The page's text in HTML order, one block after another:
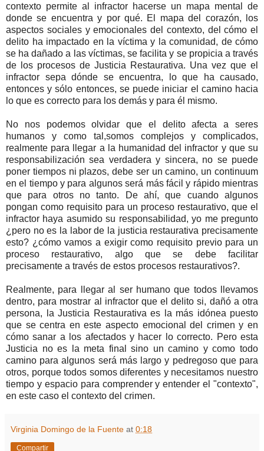
contexto permite al infractor hacerse un mapa mental de
donde se encuentra y por qué. El mapa del corazón, los
aspectos sociales y emocionales del contexto, del cómo el
delito ha impactado en la víctima y la comunidad, de cómo
se ha dañado a las víctimas, se facilita y se propicia a través
de los procesos de Justicia Restaurativa. Una vez que el
infractor sepa dónde se encuentra, lo que ha causado,
entonces y sólo entonces, se puede iniciar el camino hacia
lo que es correcto para los demás y para él mismo.
No nos podemos olvidar que el delito afecta a seres
humanos y como tal,somos complejos y complicados,
realmente para llegar a la humanidad del infractor y que su
responsabilización sea verdadera y sincera, no se puede
poner tiempos ni plazos, debe ser un camino, un continuum
en el tiempo y para algunos será más fácil y rápido mientras
que para otros no tanto. De ahí, que cuando algunos
pongan como requisito para un proceso restaurativo, que el
infractor haya asumido su responsabilidad, yo me pregunto
¿pero no es la labor de la justicia restaurativa precisamente
esto? ¿cómo vamos a exigir como requisito previo para un
proceso restaurativo, algo que se debe facilitar
precisamente a través de estos procesos restaurativos?.
Realmente, para llegar al ser humano que todos llevamos
dentro, para mostrar al infractor que el delito si, dañó a otra
persona, la Justicia Restaurativa es la más idónea puesto
que se centra en este aspecto emocional del crimen y en
cómo sanar a los afectados y hacer lo correcto. Pero esta
Justicia no es la meta final sino un camino y como todo
camino para algunos será más largo y pedregoso que para
otros, porque todos somos diferentes y necesitamos nuestro
tiempo y espacio para comprender y entender el "contexto",
en este caso el contexto del crimen.
Virginia Domingo de la Fuente at 0:18
Compartir